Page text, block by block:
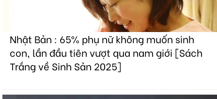
Nhật Bản : 65% phụ nữ không muốn sinh
con, lần đầu tiên vượt qua nam giới [Sách
Trắng về Sinh Sản 2025]